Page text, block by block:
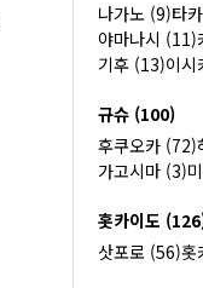
나가노 (9)타
야마나시 (11)
기후 (13)이
규슈 (100)
후쿠오카 (72)
가고시마 (3)
홋카이도
삿포로 (56)홋